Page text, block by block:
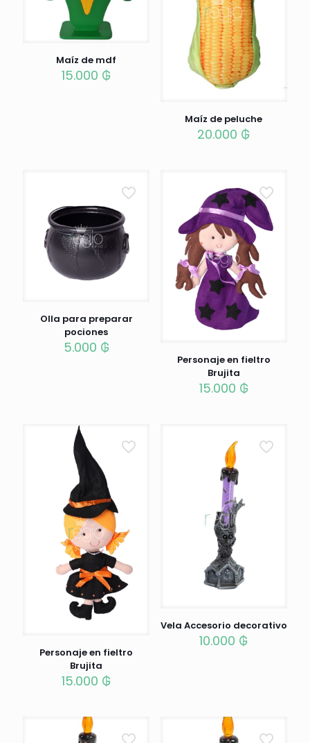
Maíz de mdf
15.000 ₲
Maíz de peluche
20.000 ₲
Olla para preparar
pociones
5.000 ₲
Personaje en fieltro
Brujita
15.000 ₲
Personaje en fieltro
Brujita
15.000 ₲
Vela Accesorio decorativo
10.000 ₲